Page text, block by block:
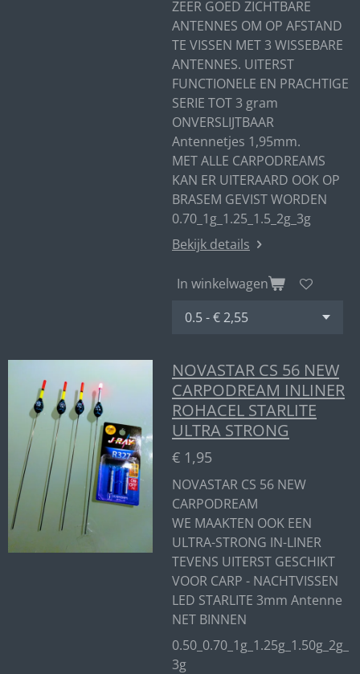
ZEER GOED ZICHTBARE
ANTENNES OM OP AFSTAND
TE VISSEN MET 3 WISSEBARE
ANTENNES. UITERST
FUNCTIONELE EN PRACHTIGE
SERIE TOT 3 gram
ONVERSLIJTBAAR
Antennetjes 1,95mm.
MET ALLE CARPODREAMS
KAN ER UITERAARD OOK OP
BRASEM GEVIST WORDEN
0.70_1g_1.25_1.5_2g_3g
Bekijk details
In winkelwagen
NOVASTAR CS 56 NEW
CARPODREAM INLINER
ROHACEL STARLITE
ULTRA STRONG
€ 1,95
NOVASTAR CS 56 NEW
CARPODREAM
WE MAAKTEN OOK EEN
ULTRA-STRONG IN-LINER
TEVENS UITERST GESCHIKT
VOOR CARP - NACHTVISSEN
LED STARLITE 3mm Antenne
NET BINNEN
0.50_0.70_1g_1.25g_1.50g_2g_
3g